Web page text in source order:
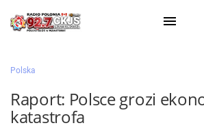
Ogłoś się
Polska
Raport: Polsce grozi
katastrofa